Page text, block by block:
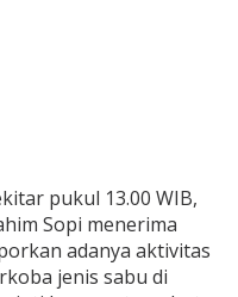
pukul 13.00 WIB,
Sopi menerima
adanya aktivitas
jenis sabu di